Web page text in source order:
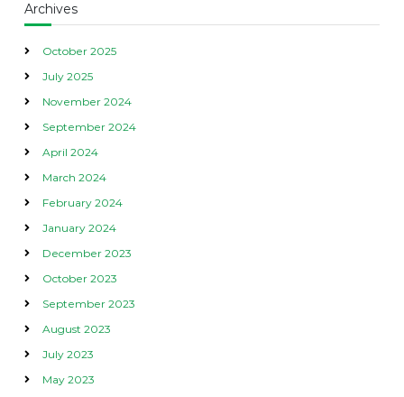
Archives
October 2025
July 2025
November 2024
September 2024
April 2024
March 2024
February 2024
January 2024
December 2023
October 2023
September 2023
August 2023
July 2023
May 2023